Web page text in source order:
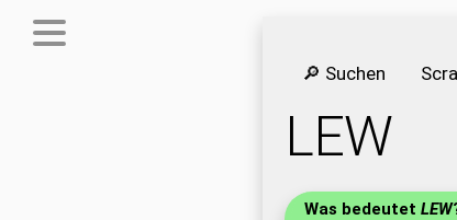
🔎 Suchen
LEW
Was bedeutet LEW